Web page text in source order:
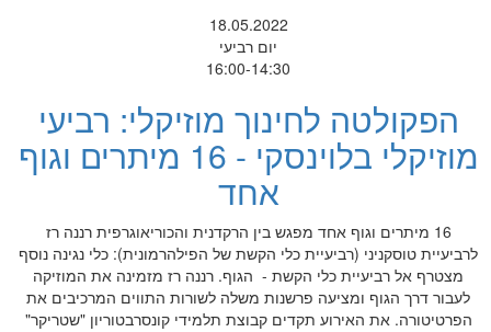
18.05.2022
יום רביעי
16:00-14:30
הפקולטה לחינוך מוזיקלי: רביעי
מוזיקלי בלוינסקי - 16 מיתרים וגוף
אחד
16 מיתרים וגוף אחד מפגש בין הרקדנית והכוריאוגרפית רננה רז
לרביעיית טוסקניני (רביעיית כלי הקשת של הפילהרמונית): כלי נגינה נוסף
מצטרף אל רביעיית כלי הקשת - הגוף. רננה רז מזמינה את המוזיקה
לעבור דרך הגוף ומציעה פרשנות משלה לשורות התווים המרכיבים את
הפרטיטורה. את האירוע תקדים קבוצת תלמידי קונסרבטוריון "שטריקר"